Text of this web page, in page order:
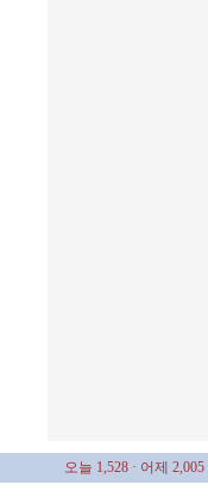
오늘 1,528 · 어제 2,005